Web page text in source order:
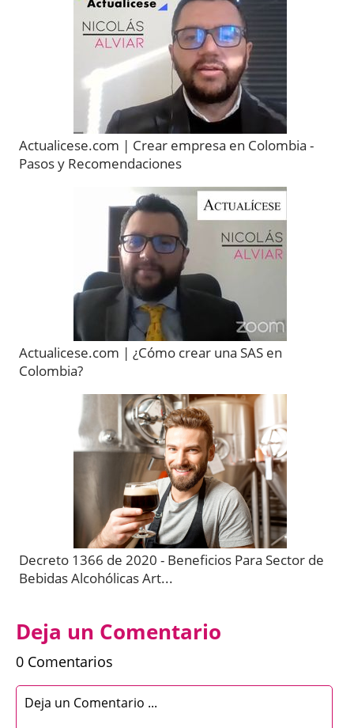
Actualicese.com | Crear empresa en Colombia -
Pasos y Recomendaciones
Actualicese.com | ¿Cómo crear una SAS en
Colombia?
Decreto 1366 de 2020 - Beneficios Para Sector de
Bebidas Alcohólicas Art...
Deja un Comentario
0 Comentarios